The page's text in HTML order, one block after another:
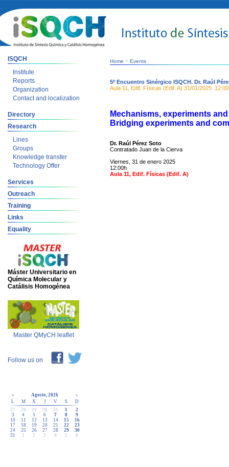
ISQCH
Institute
Reports
Organization
Contact and localization
Directory
Research
Lines
Groups
Knowledge transfer
Technology Offer
Services
Outreach
Training
Links
Equality
Máster Universitario en
Química Molecular y
Catálisis Homogénea
Master QMyCH leaflet
Follow us on
« Agosto, 2026
»
L
M X J V S
D
27
28 29 30 31 1
2
3
4 5 6 7 8
9
10
11 12 13 14 15
16
17
18 19 20 21 22
23
24
25 26 27 28 29
30
31
1 2 3 4 5 6
Home > Events
5º Encuentro Sinérgico ISQCH. Dr. Raúl
Aula 11, Edif. Físicas (Edif. A) 31/01/2025
Mechanisms, experiments and
Bridging experiments and
Dr. Raúl Pérez Soto
Contratado Juan de la Cierva
Viernes, 31 de enero 2025
12:00h
Aula 11, Edif. Físicas (Edif. A)